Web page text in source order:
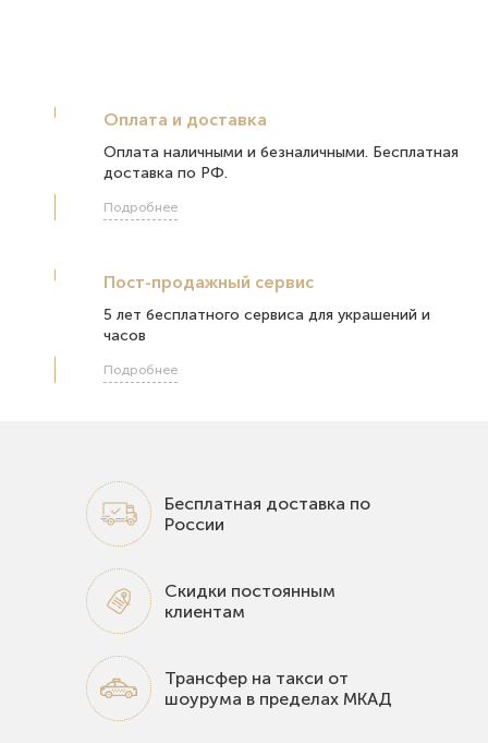
Оплата и доставка
Оплата наличными и безналичными. Бесплатная
доставка по РФ.
Подробнее
Пост-продажный сервис
5 лет бесплатного сервиса для украшений и
часов
Подробнее
Бесплатная доставка по
России
Скидки постоянным
клиентам
Трансфер на такси от
шоурума в пределах МКАД